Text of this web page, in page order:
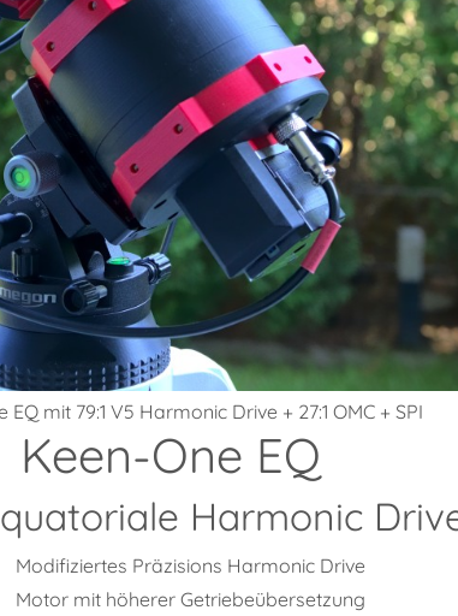
EQ mit 79:1 V5 Harmonic Drive + 27:1 OMC + SPI
Keen-One EQ
Harmonic
Modifiziertes Präzisions Harmonic Drive
Motor mit höherer Getriebeübersetzung